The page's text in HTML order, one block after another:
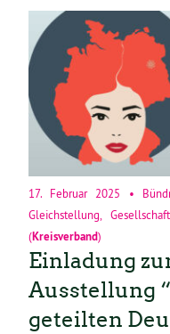
17. Februar 2025 •
Gleichstellung ,
(Kreisverband)
Einladung
Ausstellung
geteilten